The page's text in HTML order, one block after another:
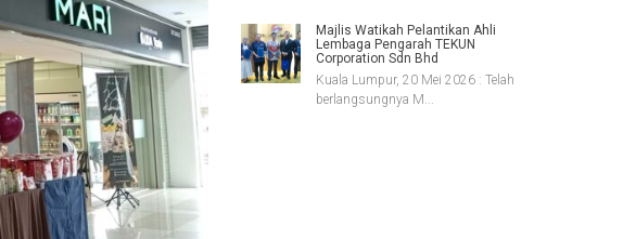
Majlis Watikah Pelantikan Ahli
Lembaga Pengarah TEKUN
Corporation Sdn Bhd
Kuala Lumpur, 20 Mei 2026 : Telah
berlangsungnya M...